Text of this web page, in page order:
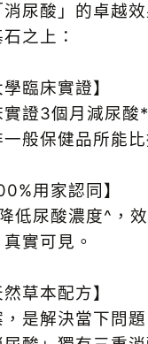
尿酸」的卓越
之上：
臨床實證】
證3個月減尿酸
般保健品所能比
用家認同】
低尿酸濃度^，
實可見。
草本配方】
是解決當下問